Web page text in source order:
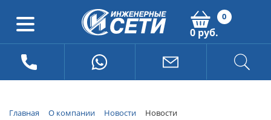
0
0 руб.
Главная О компании Новости Новости